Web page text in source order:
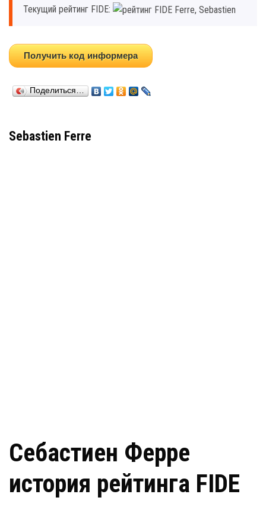
Текущий рейтинг FIDE:
Получить код информера
Поделиться…
Sebastien Ferre
Себастиен Ферре
история рейтинга FIDE